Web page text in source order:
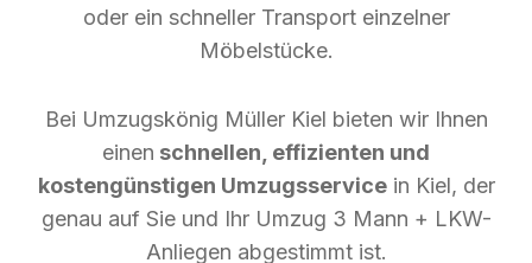
oder ein schneller Transport einzelner
Möbelstücke.
Bei Umzugskönig Müller Kiel bieten wir Ihnen
einen schnellen, effizienten und
kostengünstigen Umzugsservicein Kiel, der
genau auf Sie und Ihr Umzug 3 Mann + LKW-
Anliegen abgestimmt ist.